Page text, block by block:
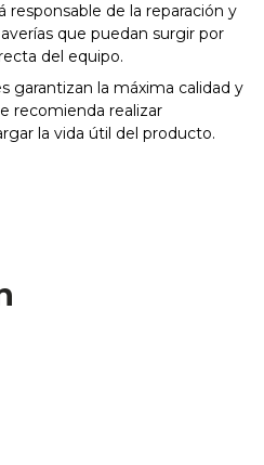
responsable de la reparación y
que puedan surgir por
del equipo.
garantizan la máxima calidad y
recomienda realizar
la vida útil del producto.